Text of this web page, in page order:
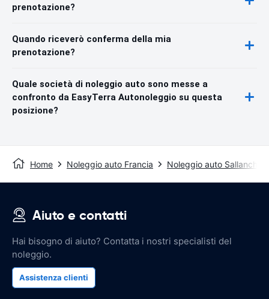
prenotazione?
Quando riceverò conferma della mia
prenotazione?
Quale società di noleggio auto sono messe a
confronto da EasyTerra Autonoleggio su questa
posizione?
Home Noleggio auto Francia Noleggio auto Sallanches
Aiuto e contatti
Hai bisogno di aiuto? Contatta i nostri specialisti del
noleggio.
Assistenza clienti